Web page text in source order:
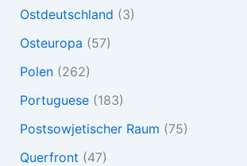
Ostdeutschland (3)
Osteuropa (57)
Polen(262)
Portuguese(183)
Postsowjetischer Raum (75)
Querfront (47)